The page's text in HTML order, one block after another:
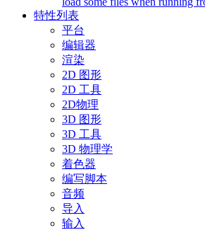
特性列表
平台
编辑器
渲染
2D 图形
2D 工具
2D物理
3D 图形
3D 工具
3D 物理学
着色器
编写脚本
音频
导入
输入